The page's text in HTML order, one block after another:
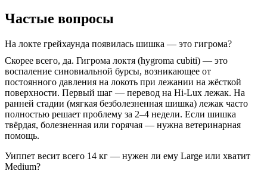
Частые вопросы
На локте грейхаунда появилась шишка — это гигрома?
Скорее всего, да. Гигрома локтя (hygroma cubiti) — это
воспаление синовиальной бурсы, возникающее от
постоянного давления на локоть при лежании на жёсткой
поверхности. Первый шаг — перевод на Hi-Lux лежак. На
ранней стадии (мягкая безболезненная шишка) лежак часто
полностью решает проблему за 2–4 недели. Если шишка
твёрдая, болезненная или горячая — нужна ветеринарная
помощь.
Уиппет весит всего 14 кг — нужен ли ему Large или хватит
Medium?